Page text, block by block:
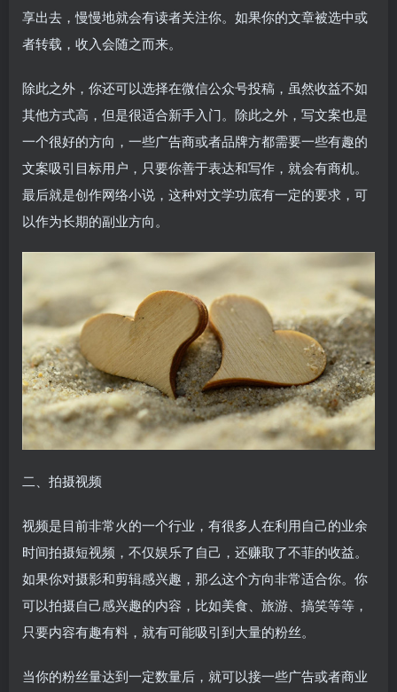
享出去，慢慢地就会有读者关注你。如果你的文章被选中或
者转载，收入会随之而来。
除此之外，你还可以选择在微信公众号投稿，虽然收益不如
其他方式高，但是很适合新手入门。除此之外，写文案也是
一个很好的方向，一些广告商或者品牌方都需要一些有趣的
文案吸引目标用户，只要你善于表达和写作，就会有商机。
最后就是创作网络小说，这种对文学功底有一定的要求，可
以作为长期的副业方向。
二、拍摄视频
视频是目前非常火的一个行业，有很多人在利用自己的业余
时间拍摄短视频，不仅娱乐了自己，还赚取了不菲的收益。
如果你对摄影和剪辑感兴趣，那么这个方向非常适合你。你
可以拍摄自己感兴趣的内容，比如美食、旅游、搞笑等等，
只要内容有趣有料，就有可能吸引到大量的粉丝。
当你的粉丝量达到一定数量后，就可以接一些广告或者商业